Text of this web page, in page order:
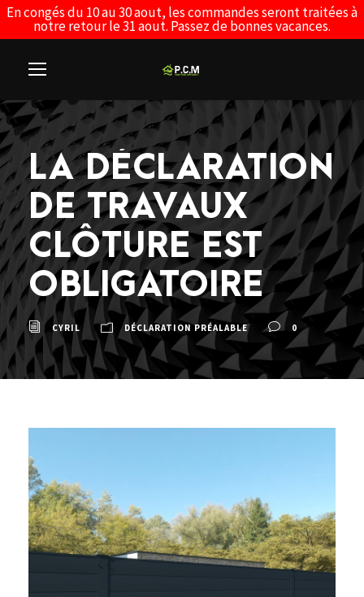
En congés du 10 au 30 aout, les commandes seront traitées à
notre retour le 31 aout. Passez de bonnes vacances.
LA DÉCLARATION
DE TRAVAUX
CLÔTURE EST
OBLIGATOIRE
CYRIL DÉCLARATION PRÉALABLE 0